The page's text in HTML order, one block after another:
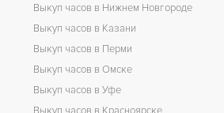
Выкуп часов в Нижнем Новгороде
Выкуп часов в Казани
Выкуп часов в Перми
Выкуп часов в Омске
Выкуп часов в Уфе